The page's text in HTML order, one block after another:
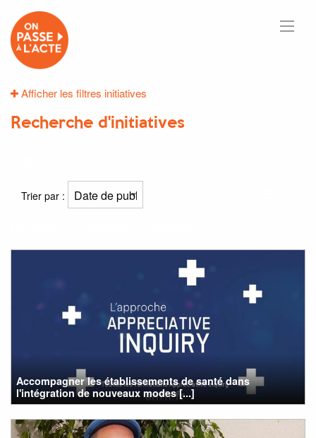
Afficher les filtres initiatives
Recherche d'initiatives
Trier par :
Accompagner les établissements de santé dans
l'intégration de nouveaux modes [...]